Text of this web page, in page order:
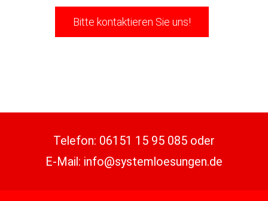
Bitte kontaktieren Sie uns!
Telefon: 06151 15 95 085 oder
E-Mail: info@systemloesungen.de